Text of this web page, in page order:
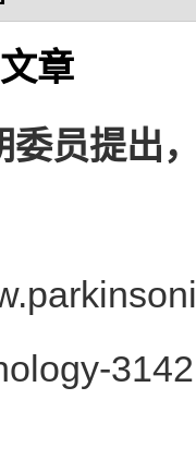
章
委员提出